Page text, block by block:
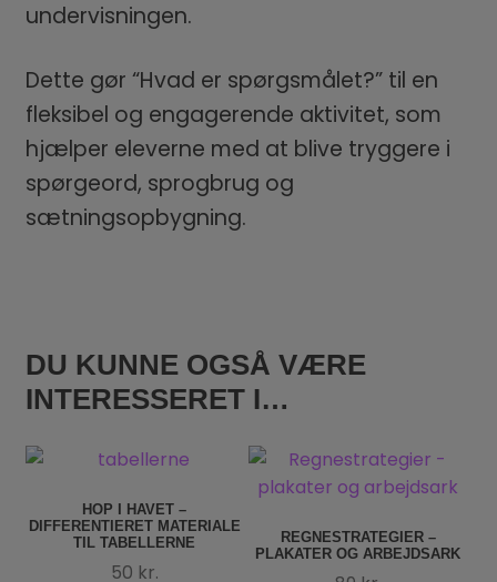
undervisningen.
Dette gør “Hvad er spørgsmålet?” til en
fleksibel og engagerende aktivitet, som
hjælper eleverne med at blive tryggere i
spørgeord, sprogbrug og
sætningsopbygning.
DU KUNNE OGSÅ VÆRE
INTERESSERET I…
HOP I HAVET –
DIFFERENTIERET MATERIALE
TIL TABELLERNE
50 kr.
REGNESTRATEGIER –
PLAKATER OG ARBEJDSARK